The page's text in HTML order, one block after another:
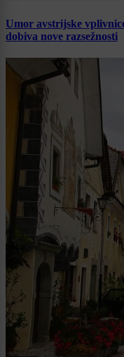
Umor avstrijske
dobiva nove razsežnosti